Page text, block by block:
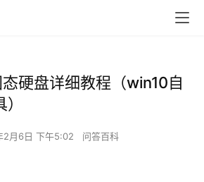
硬盘详细教程（win10自
2月6日 下午5:02 问答百科